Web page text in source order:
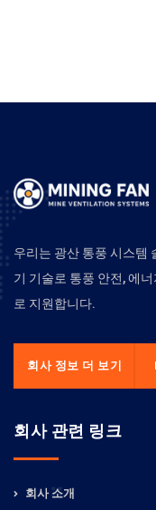
우리는 광산 통풍 시스템
기 기술로 통풍 안전, 에
로 지원합니다.
회사 정보 더 보기
회사 관련 링크
회사 소개